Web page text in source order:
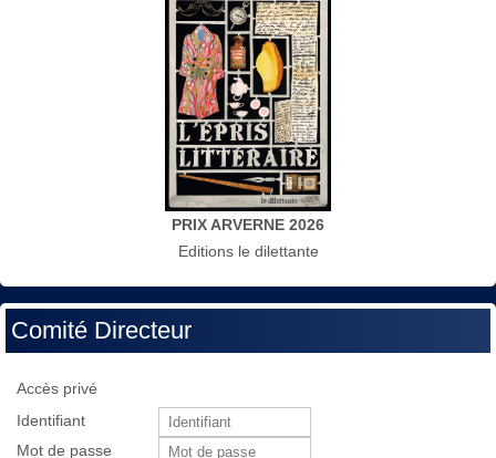
PRIX ARVERNE 2026
Editions le dilettante
Comité Directeur
Accès privé
Identifiant
Mot de passe